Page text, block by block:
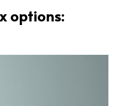
options: